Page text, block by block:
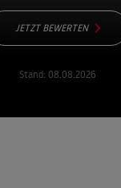
JETZT BEWERTEN
Stand: 08.08.2026